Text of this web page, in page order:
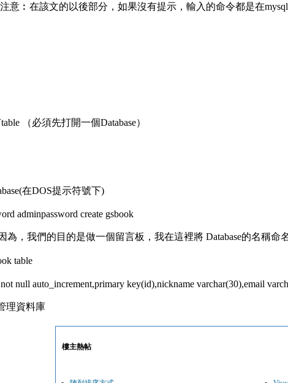
注意︰在該文的以後部分，如果沒有提示，輸入的命令都是在
（必須先打開一個Database）
在DOS提示符號下)
adminpassword create gsbook
，我們的目的是做一個留言板，我在這裡將 Database的名稱命名
table
null auto_increment,primary key(id),nickname varchar(30),email
理資料庫
樓主熱帖